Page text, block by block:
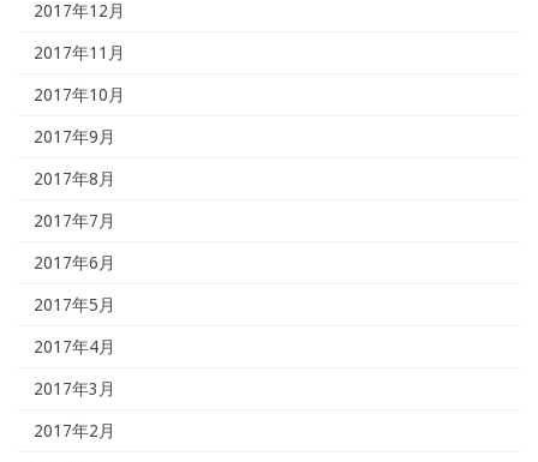
2017年12月
2017年11月
2017年10月
2017年9月
2017年8月
2017年7月
2017年6月
2017年5月
2017年4月
2017年3月
2017年2月